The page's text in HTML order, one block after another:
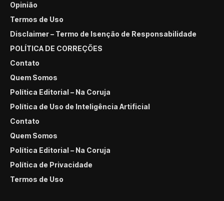
Opinião
Termos de Uso
Disclaimer – Termo de Isenção de Responsabilidade
POLÍTICA DE CORREÇÕES
Contato
Quem Somos
Política Editorial – Na Coruja
Política de Uso de Inteligência Artificial
Contato
Quem Somos
Política Editorial – Na Coruja
Política de Privacidade
Termos de Uso